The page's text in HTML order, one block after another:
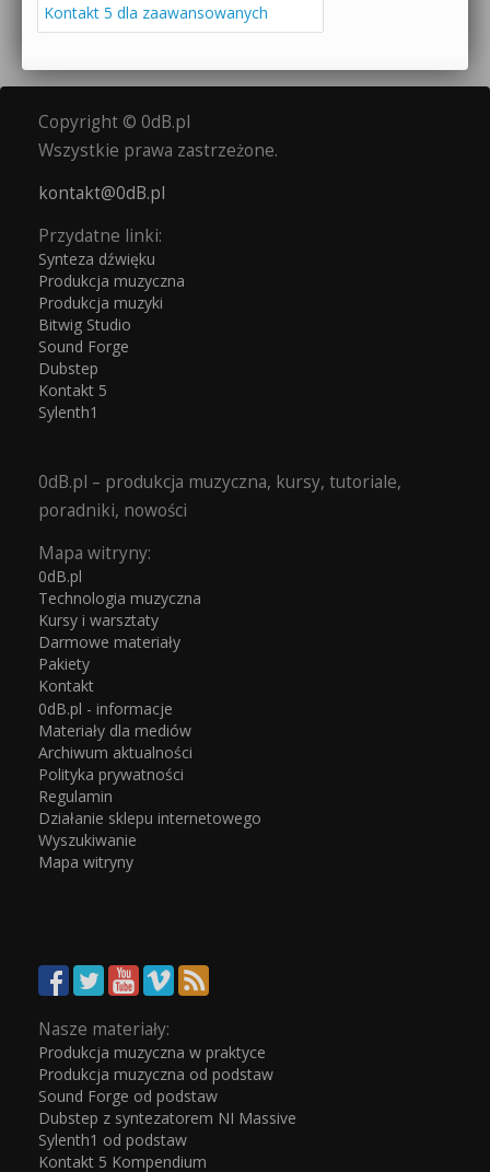
Kontakt 5 dla zaawansowanych
Copyright © 0dB.pl
Wszystkie prawa zastrzeżone.
kontakt@0dB.pl
Przydatne linki:
Synteza dźwięku
Produkcja muzyczna
Produkcja muzyki
Bitwig Studio
Sound Forge
Dubstep
Kontakt 5
Sylenth1
0dB.pl – produkcja muzyczna, kursy, tutoriale,
poradniki, nowości
Mapa witryny:
0dB.pl
Technologia muzyczna
Kursy i warsztaty
Darmowe materiały
Pakiety
Kontakt
0dB.pl - informacje
Materiały dla mediów
Archiwum aktualności
Polityka prywatności
Regulamin
Działanie sklepu internetowego
Wyszukiwanie
Mapa witryny
Nasze materiały:
Produkcja muzyczna w praktyce
Produkcja muzyczna od podstaw
Sound Forge od podstaw
Dubstep z syntezatorem NI Massive
Sylenth1 od podstaw
Kontakt 5 Kompendium